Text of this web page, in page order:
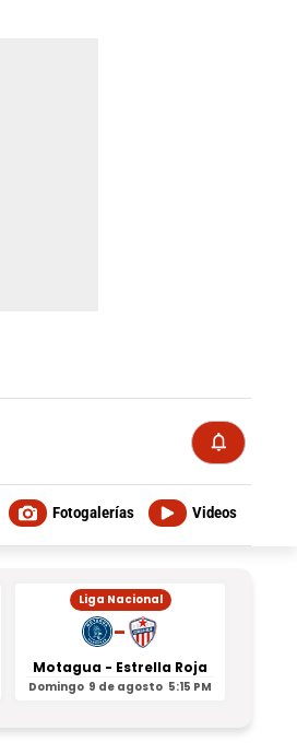
Videos
Fotogalerías
Liga Nacional
-
Motagua - Estrella Roja
Domingo 9 de agosto 5:15 PM